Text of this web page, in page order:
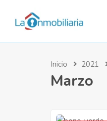
Inicio 2021
Marzo